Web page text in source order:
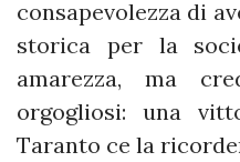
consapevolezza di
storica per la
amarezza, ma
orgogliosi: una
Taranto ce la